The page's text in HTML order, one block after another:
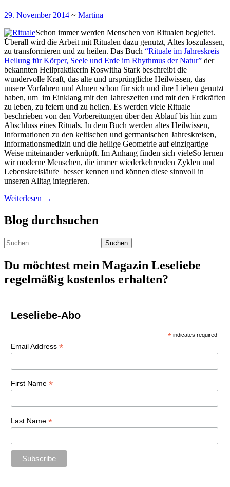
29. November 2014 ~ Martina
Schon immer werden Menschen von Ritualen begleitet.
Überall wird die Arbeit mit Ritualen dazu genutzt, Altes loszulassen,
zu transformieren und zu heilen. Das Buch “Rituale im Jahreskreis –
Heilung für Körper, Seele und Erde im Rhythmus der Natur” der
bekannten Heilpraktikerin Roswitha Stark beschreibt die
wundervolle Kraft, das alte und ursprüngliche Heilwissen, das
unsere Vorfahren und Ahnen schon für sich und ihre Lieben genutzt
haben, um im Einklang mit den Jahreszeiten und mit den Erdkräften
zu leben, zu feiern und zu heilen. Es werden viele Rituale
beschrieben von den Vorbereitungen über den Ablauf bis hin zum
Abschluss eines Rituals. In dem Buch werden altes Heilwissen,
Informationen zu den keltischen und germanischen Jahreskreisen,
Informationsmedizin und die heilige Geometrie auf einzigartige
Weise miteinander verknüpft. Im Anhang finden sich vieleSo lernen
wir moderne Menschen, die immer wiederkehrenden Zyklen und
Lebenskreisläufe besser kennen und können diese sinnvoll in
unseren Alltag integrieren.
Weiterlesen →
Blog durchsuchen
Suchen
nach:
Du möchtest mein Magazin Leseliebe
regelmäßig kostenlos erhalten?
Leseliebe-Abo
* indicates required
Email Address *
First Name *
Last Name *